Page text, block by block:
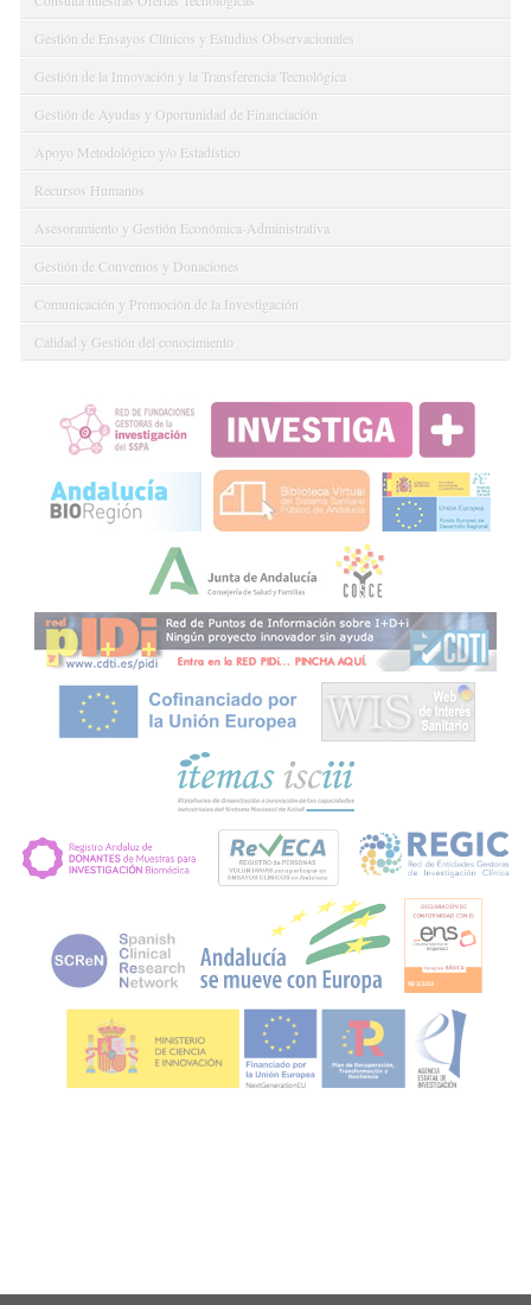
Gestión de Ensayos Clínicos y Estudios Observacionales
Gestión de la Innovación y la Transferencia Tecnológica
Gestión de Ayudas y Oportunidad de Financiación
Apoyo Metodológico y/o Estadístico
Recursos Humanos
Asesoramiento y Gestión Económica-Administrativa
Gestión de Convenios y Donaciones
Comunicación y Promoción de la Investigación
Calidad y Gestión del conocimiento